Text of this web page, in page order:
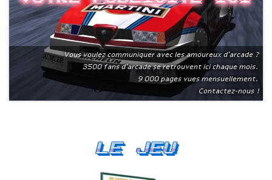
Vous voulez communiquer avec les amoureux d'arcade ?
3500 fans d'arcade se retrouvent ici chaque mois.
9 000 pages vues mensuellement.
Contactez-nous !
Le Jeu